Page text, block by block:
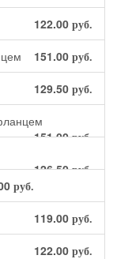
122.00 руб.
151.00 руб.
129.50 руб.
151.00руб.
126.50руб.
руб.
119.00 руб.
122.00 руб.